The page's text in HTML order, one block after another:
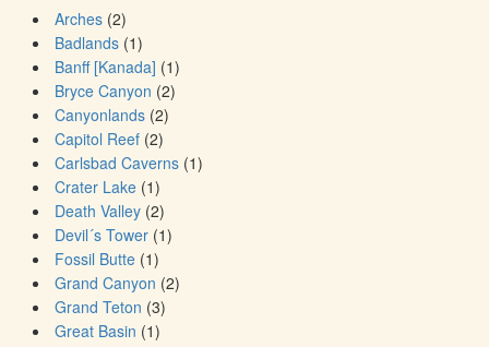
Arches (2)
Badlands (1)
Banff [Kanada] (1)
Bryce Canyon (2)
Canyonlands (2)
Capitol Reef (2)
Carlsbad Caverns (1)
Crater Lake (1)
Death Valley (2)
Devil´s Tower (1)
Fossil Butte (1)
Grand Canyon (2)
Grand Teton (3)
Great Basin (1)